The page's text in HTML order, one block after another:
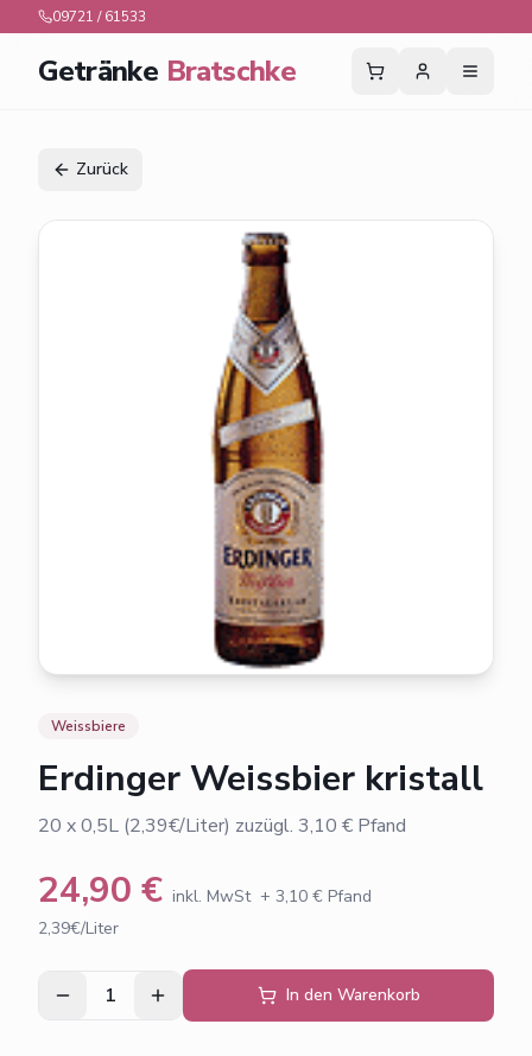
09721 / 61533
Getränke Bratschke
Zurück
Weissbiere
Erdinger Weissbier kristall
20 x 0,5L (2,39€/Liter) zuzügl. 3,10 € Pfand
24,90 € inkl. MwSt + 3,10 € Pfand
2,39€/Liter
1 In den Warenkorb